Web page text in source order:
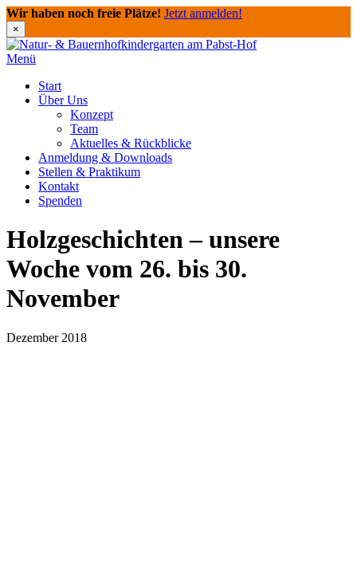
Wir haben noch freie Plätze! Jetzt anmelden!
×
Direkt
zum
Menü
Start
Über Uns
Konzept
Team
Aktuelles & Rückblicke
Anmeldung & Downloads
Stellen & Praktikum
Kontakt
Spenden
Holzgeschichten – unsere
Woche vom 26. bis 30.
November
Dezember 2018